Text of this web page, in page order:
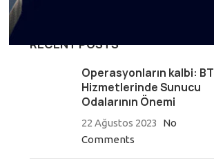
RECENT POSTS
Operasyonların kalbi: BT
Hizmetlerinde Sunucu
Odalarının Önemi
22 Ağustos 2023
No
Comments